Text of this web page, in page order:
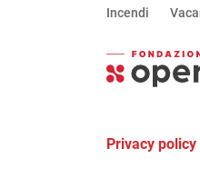
Incendi
Privacy policy